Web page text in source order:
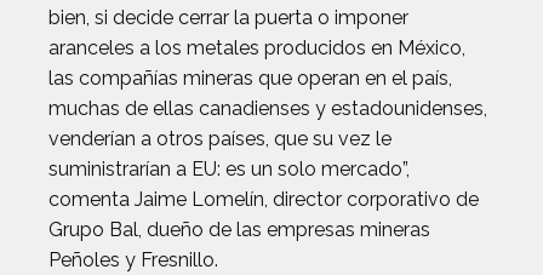
bien, si decide cerrar la puerta o imponer
aranceles a los metales producidos en México,
las compañías mineras que operan en el país,
muchas de ellas canadienses y estadounidenses,
venderían a otros países, que su vez le
suministrarían a EU: es un solo mercado”,
comenta Jaime Lomelín, director corporativo de
Grupo Bal, dueño de las empresas mineras
Peñoles y Fresnillo.